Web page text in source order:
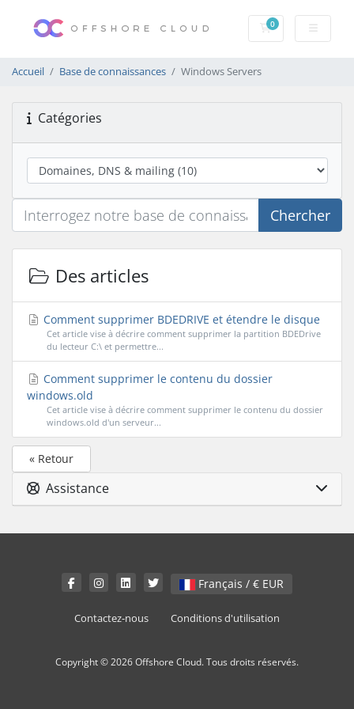
0Votre panier
Accueil Base de connaissances Windows Servers
Catégories
Chercher
Des articles
Comment supprimer BDEDRIVE et étendre le disque
Cet article vise à décrire comment supprimer la partition BDEDrive
du lecteur C:\ et permettre...
Comment supprimer le contenu du dossier
windows.old
Cet article vise à décrire comment supprimer le contenu du dossier
windows.old d'un serveur...
« Retour
Assistance
Français / € EUR
Contactez-nous Conditions d'utilisation
Copyright © 2026 Offshore Cloud. Tous droits réservés.